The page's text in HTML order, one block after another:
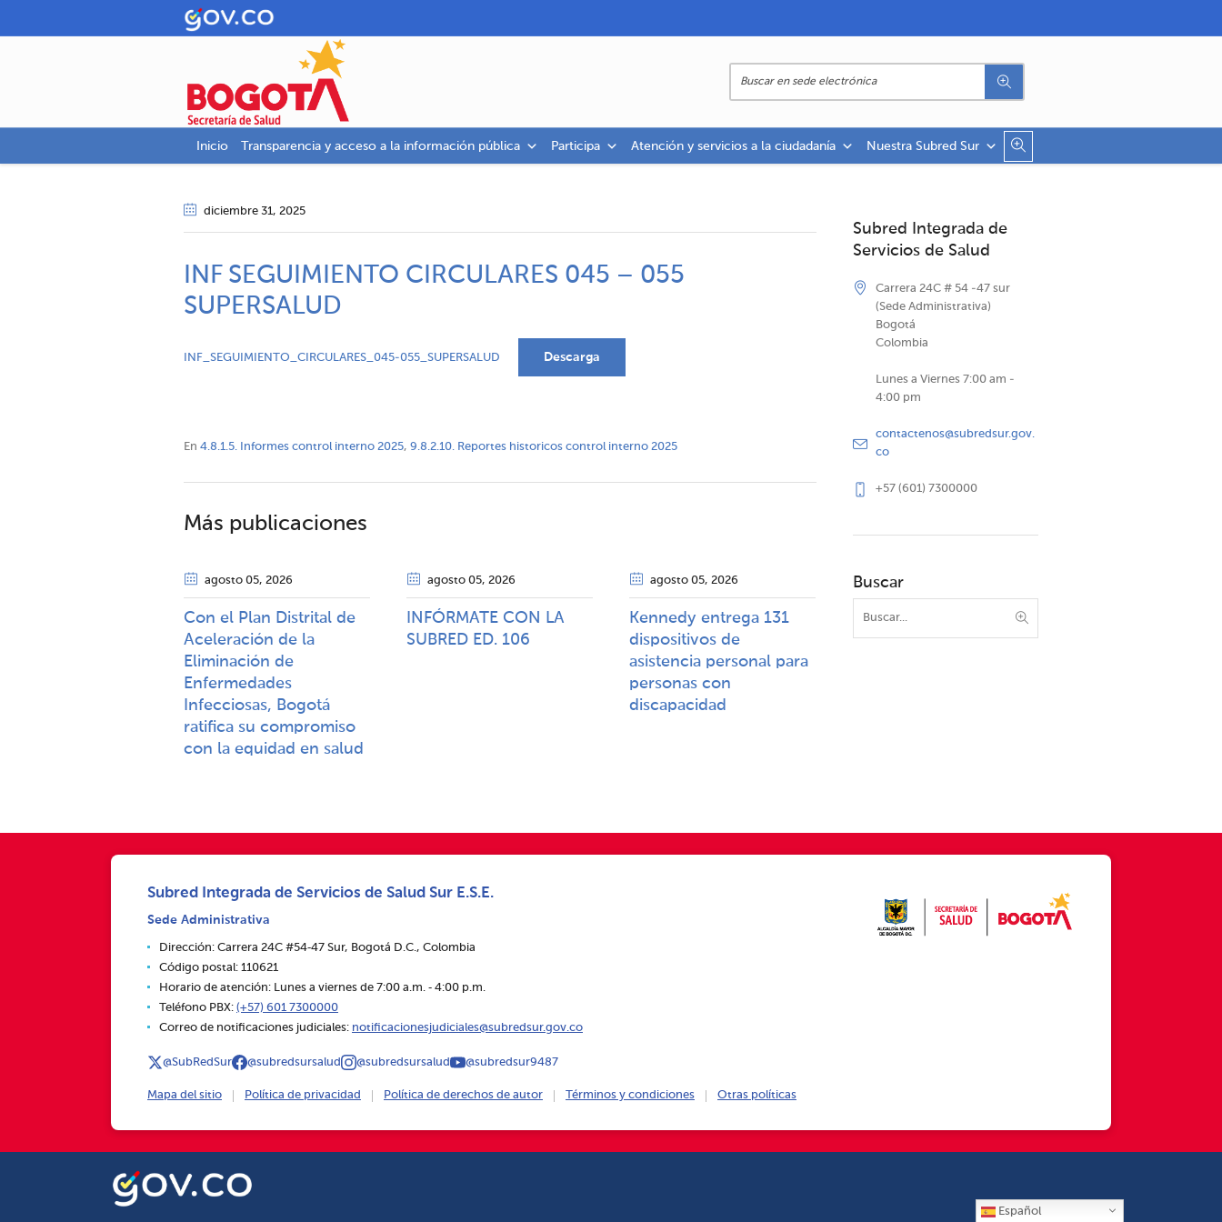
Inicio Transparencia y acceso a la información pública Participa Atención y servicios a la ciudadanía Nuestra Subred Sur
diciembre 31, 2025
INF SEGUIMIENTO CIRCULARES 045 – 055
SUPERSALUD
INF_SEGUIMIENTO_CIRCULARES_045-055_SUPERSALUD Descarga
En 4.8.1.5. Informes control interno 2025, 9.8.2.10. Reportes historicos control interno 2025
Más publicaciones
agosto 05, 2026
Con el Plan Distrital de
Aceleración de la
Eliminación de
Enfermedades
Infecciosas, Bogotá
ratifica su compromiso
con la equidad en salud
agosto 05, 2026
INFÓRMATE CON LA
SUBRED ED. 106
agosto 05, 2026
Kennedy entrega 131
dispositivos de
asistencia personal para
personas con
discapacidad​​
Subred Integrada de
Servicios de Salud
Carrera 24C # 54 -47 sur
(Sede Administrativa)
Bogotá
Colombia
Lunes a Viernes 7:00 am -
4:00 pm
contactenos@subredsur.gov.
co
+57 (601) 7300000
Buscar
Subred Integrada de Servicios de Salud Sur E.S.E.
Sede Administrativa
Dirección: Carrera 24C #54‑47 Sur, Bogotá D.C., Colombia
Código postal: 110621
Horario de atención: Lunes a viernes de 7:00 a.m. ‑ 4:00 p.m.
Teléfono PBX: (+57) 601 7300000
Correo de notificaciones judiciales: notificacionesjudiciales@subredsur.gov.co
@SubRedSur @subredsursalud @subredsursalud @subredsur9487
Mapa del sitio Política de privacidad Política de derechos de autor Términos y condiciones Otras políticas
Español